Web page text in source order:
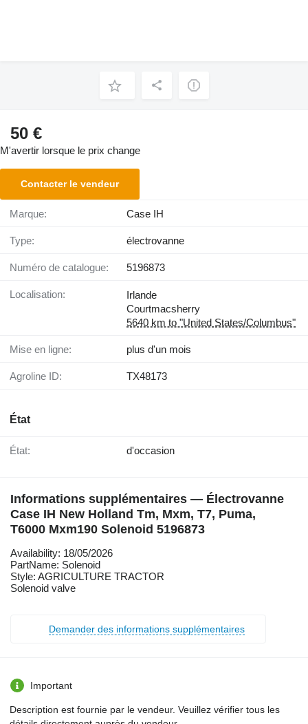
50 €
M'avertir lorsque le prix change
Contacter le vendeur
Marque: Case IH
Type: électrovanne
Numéro de catalogue: 5196873
Localisation:
Irlande
Courtmacsherry
5640 km to "United States/Columbus"
Mise en ligne: plus d'un mois
Agroline ID: TX48173
État
État: d'occasion
Informations supplémentaires — Électrovanne
Case IH New Holland Tm, Mxm, T7, Puma,
T6000 Mxm190 Solenoid 5196873
Availability: 18/05/2026
PartName: Solenoid
Style: AGRICULTURE TRACTOR
Solenoid valve
Demander des informations supplémentaires
Important
Description est fournie par le vendeur. Veuillez vérifier tous les